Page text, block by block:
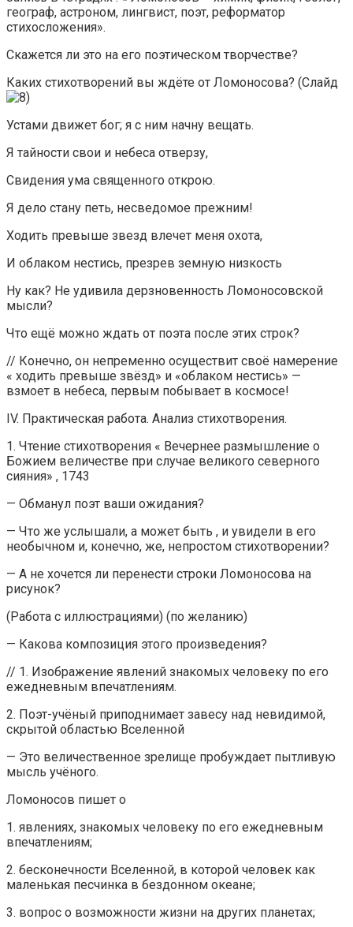
географ, астроном, лингвист, поэт, реформатор
стихосложения».
Скажется ли это на его поэтическом творчестве?
Каких стихотворений вы ждёте от Ломоносова? (Слайд
Устами движет бог; я с ним начну вещать.
Я тайности свои и небеса отверзу,
Свидения ума священного открою.
Я дело стану петь, несведомое прежним!
Ходить превыше звезд влечет меня охота,
И облаком нестись, презрев земную низкость
Ну как? Не удивила дерзновенность Ломоносовской
мысли?
Что ещё можно ждать от поэта после этих строк?
// Конечно, он непременно осуществит своё намерение
« ходить превыше звёзд» и «облаком нестись» —
взмоет в небеса, первым побывает в космосе!
IV. Практическая работа. Анализ стихотворения.
1. Чтение стихотворения « Вечернее размышление о
Божием величестве при случае великого северного
сияния» , 1743
— Обманул поэт ваши ожидания?
— Что же услышали, а может быть , и увидели в его
необычном и, конечно, же, непростом стихотворении?
— А не хочется ли перенести строки Ломоносова на
рисунок?
(Работа с иллюстрациями) (по желанию)
— Какова композиция этого произведения?
// 1. Изображение явлений знакомых человеку по его
ежедневным впечатлениям.
2. Поэт-учёный приподнимает завесу над невидимой,
скрытой областью Вселенной
— Это величественное зрелище пробуждает пытливую
мысль учёного.
Ломоносов пишет о
1. явлениях, знакомых человеку по его ежедневным
впечатлениям;
2. бесконечности Вселенной, в которой человек как
маленькая песчинка в бездонном океане;
3. вопрос о возможности жизни на других планетах;